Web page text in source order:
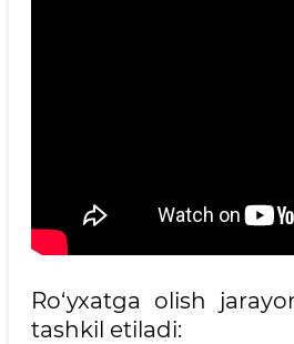
Ro‘yxatga olish
tashkil etiladi: